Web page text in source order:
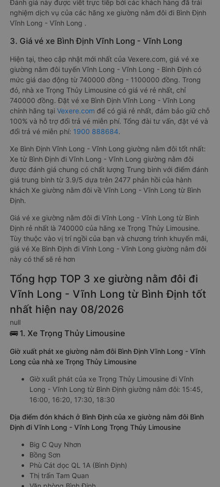
Đánh giá này được viết trực tiếp bởi các khách hàng đã trải
nghiệm dịch vụ của các hãng xe giường nằm đôi đi Bình Định
Vĩnh Long - Vĩnh Long .
3. Giá vé xe Bình Định Vĩnh Long - Vĩnh Long
Hiện tại, theo cập nhật mới nhất của Vexere.com, giá vé xe
giường nằm đôi tuyến Vĩnh Long - Vĩnh Long - Bình Định có
mức giá dao động từ 740000 đồng - 1100000 đồng. Trong
đó, nhà xe Trọng Thủy Limousine có giá vé rẻ nhất, chỉ
740000 đồng. Đặt vé xe Bình Định Vĩnh Long - Vĩnh Long
chính hãng tại Vexere.com để có giá rẻ nhất, đảm bảo giữ chỗ
100% và hỗ trợ đổi trả vé miễn phí. Tổng đài tư vấn, đặt vé và
đổi trả vé miễn phí: 1900 888684.
Xe Bình Định Vĩnh Long - Vĩnh Long giường nằm đôi tốt nhất:
Xe từ Bình Định đi Vĩnh Long - Vĩnh Long giường nằm đôi
được đánh giá chung có chất lượng Trung bình với điểm đánh
giá trung bình từ 3.9/5 dựa trên 2477 phản hồi của hành
khách Xe giường nằm đôi về Vĩnh Long - Vĩnh Long từ Bình
Định.
Giá vé xe giường nằm đôi đi Vĩnh Long - Vĩnh Long từ Bình
Định rẻ nhất là 740000 của hãng xe Trọng Thủy Limousine.
Tùy thuộc vào vị trí ngồi của bạn và chương trình khuyến mãi,
giá vé Xe Bình Định đi Vĩnh Long - Vĩnh Long giường nằm đôi
này có thể sẽ rẻ hơn
Tổng hợp TOP 3 xe giường nằm đôi đi
Vĩnh Long - Vĩnh Long từ Bình Định tốt
nhất hiện nay 08/2026
null
🚌 1. Xe Trọng Thủy Limousine
Giờ xuất phát xe giường nằm đôi Bình Định Vĩnh Long - Vĩnh
Long của nhà xe Trọng Thủy Limousine
Giờ xuất phát của xe Trọng Thủy Limousine đi Vĩnh
Long - Vĩnh Long từ Bình Định giường nằm đôi: 15:45,
16:00, 16:20, 17:30, 18:30
Địa điểm đón khách ở Bình Định của xe giường nằm đôi Bình
Định đi Vĩnh Long - Vĩnh Long Trọng Thủy Limousine
Big C Quy Nhơn
Bồng Sơn
Phù Cát dọc QL 1A (Bình Định)
Thị trấn Tam Quan